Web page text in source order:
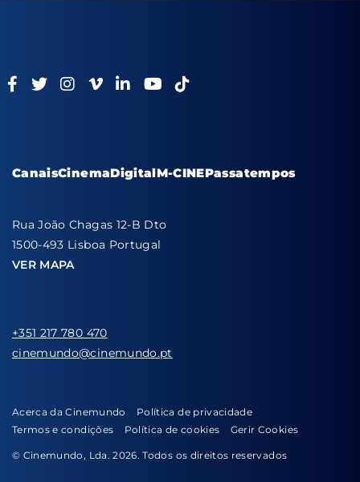
CanaisCinemaDigitalM-CINEPassatempos
Acerca da Cinemundo
Política de privacidade
Termos e condições
Política de cookies Gerir Cookies
© Cinemundo, Lda. 2026. Todos os direitos reservados
Rua João Chagas 12-B Dto
1500-493 Lisboa Portugal
VER MAPA
+351 217 780 470
cinemundo@cinemundo.pt